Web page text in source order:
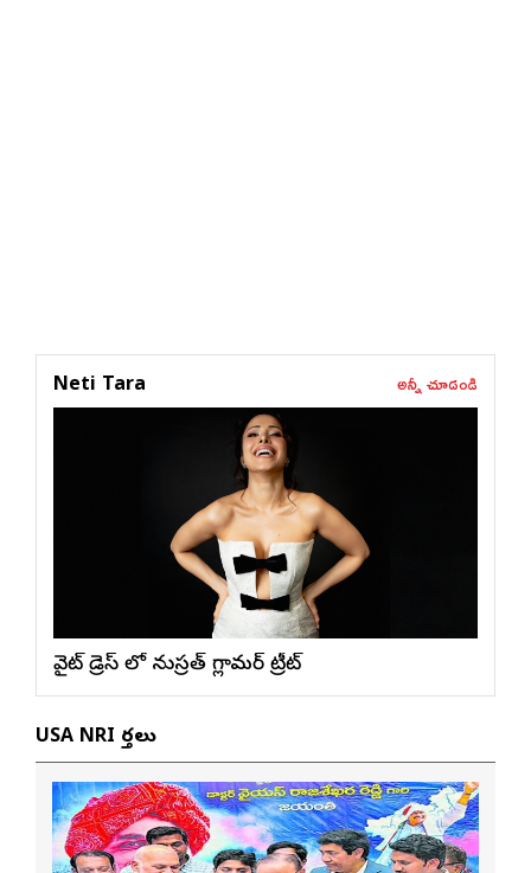
Neti Tara అన్నీ చూడండి
వైట్ డ్రెస్ లో నుస్ర‌త్ గ్లామ‌ర్ ట్రీట్
USA NRI వార్తలు